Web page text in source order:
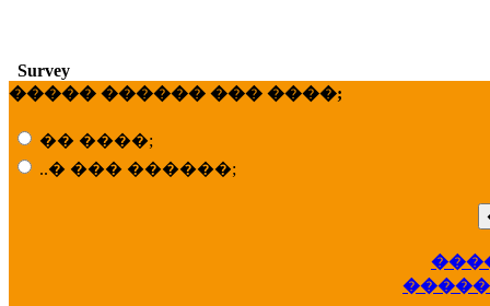
Survey
����� ������ ��� ����;
�� ����;
..� ��� ������;